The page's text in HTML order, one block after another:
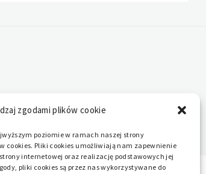
zgodami plików cookie
poziomie w ramach naszej strony
cookies. Pliki cookies umożliwiają nam zapewnienie
internetowej oraz realizację podstawowych jej
pliki cookies są przez nas wykorzystywane do